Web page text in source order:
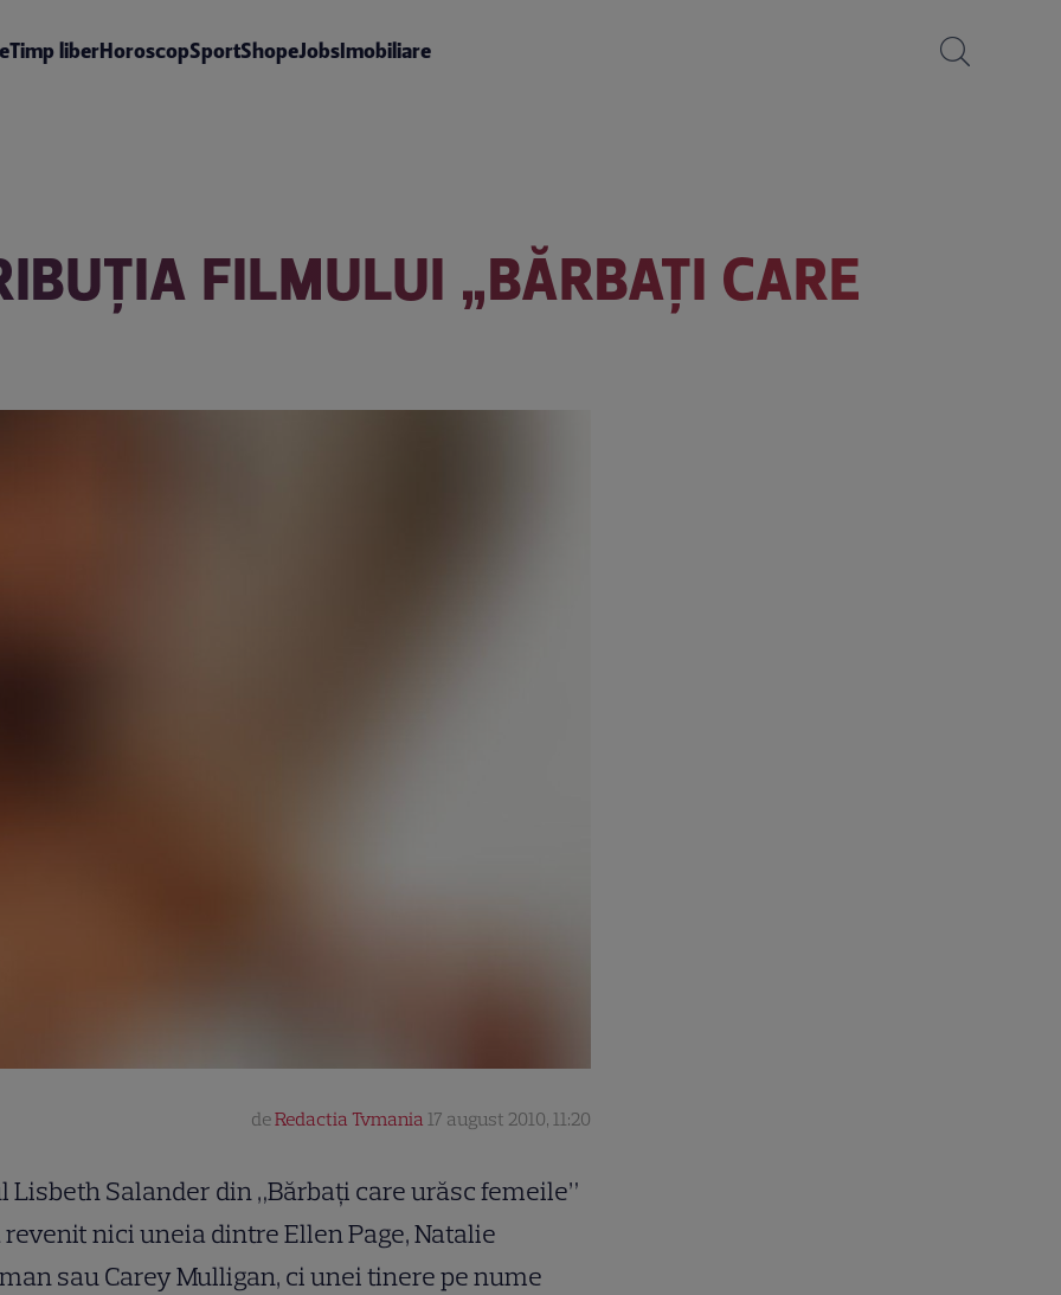
Timp liberHoroscopSportShopeJobsImobiliare
FILMULUI „BĂRBAŢI CARE
deRedactia Tvmania 17 august 2010, 11:20
Lisbeth Salander din „Bărbaţi care urăsc femeile”
revenit nici uneia dintre Ellen Page, Natalie
sau Carey Mulligan, ci unei tinere pe nume